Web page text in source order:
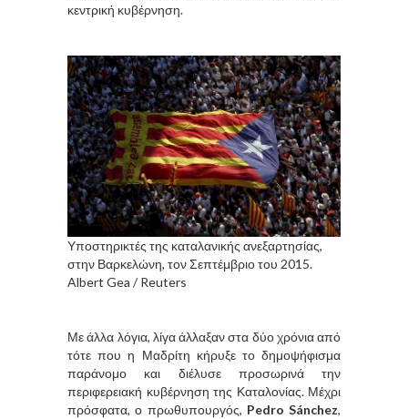
κεντρική κυβέρνηση.
Υποστηρικτές της καταλανικής ανεξαρτησίας,
στην Βαρκελώνη, τον Σεπτέμβριο του 2015.
Albert Gea / Reuters
Με άλλα λόγια, λίγα άλλαξαν στα δύο χρόνια από
τότε που η Μαδρίτη κήρυξε το δημοψήφισμα
παράνομο και διέλυσε προσωρινά την
περιφερειακή κυβέρνηση της Καταλονίας. Μέχρι
πρόσφατα, ο πρωθυπουργός, Pedro Sánchez,